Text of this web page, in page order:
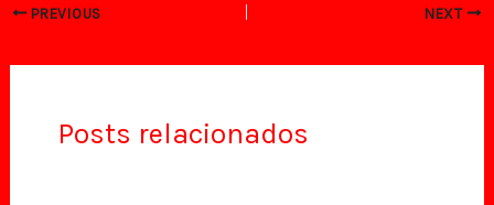
PREVIOUS NEXT
Posts relacionados